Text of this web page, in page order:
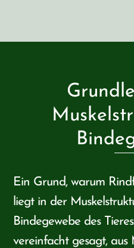
Ein Grund, warum
liegt in der
Bindegewebe des
vereinfacht gesagt, aus